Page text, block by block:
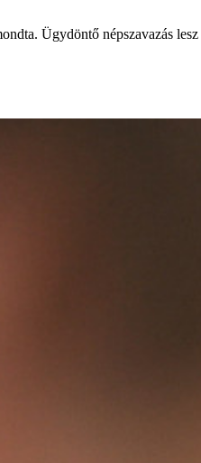
Ügydöntő népszavazás lesz